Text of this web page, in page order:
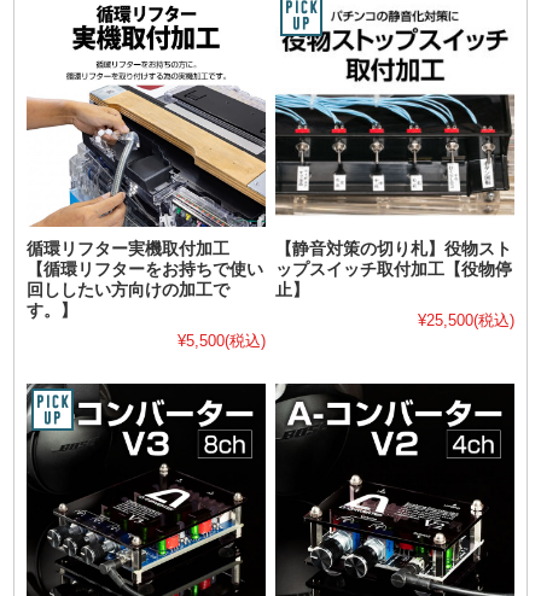
循環リフター実機取付加工
【循環リフターをお持ちで使い
回ししたい方向けの加工で
す。】
¥5,500(税込)
【静音対策の切り札】役物スト
ップスイッチ取付加工【役物停
止】
¥25,500(税込)